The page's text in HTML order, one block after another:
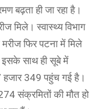
बढ़ता ही जा रहा है।
मिले। स्वास्थ्य विभाग
फिर पटना में मिले
इसके साथ ही सूबे में
हजार 349 पहुंच गई है।
संक्रमितों की मौत हो